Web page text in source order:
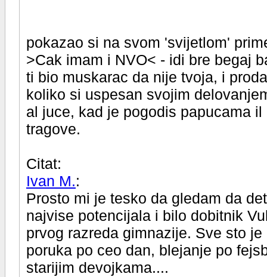
pokazao si na svom 'svijetlom'
>Cak imam i NVO< - idi bre begaj
ti bio muskarac da nije tvoja, i
koliko si uspesan svojim
al juce, kad je pogodis papucama
tragove.
Citat:
Ivan M.:
Prosto mi je tesko da gledam da
najvise potencijala i bilo dobitnik
prvog razreda gimnazije. Sve sto
poruka po ceo dan, blejanje po
starijim devojkama....